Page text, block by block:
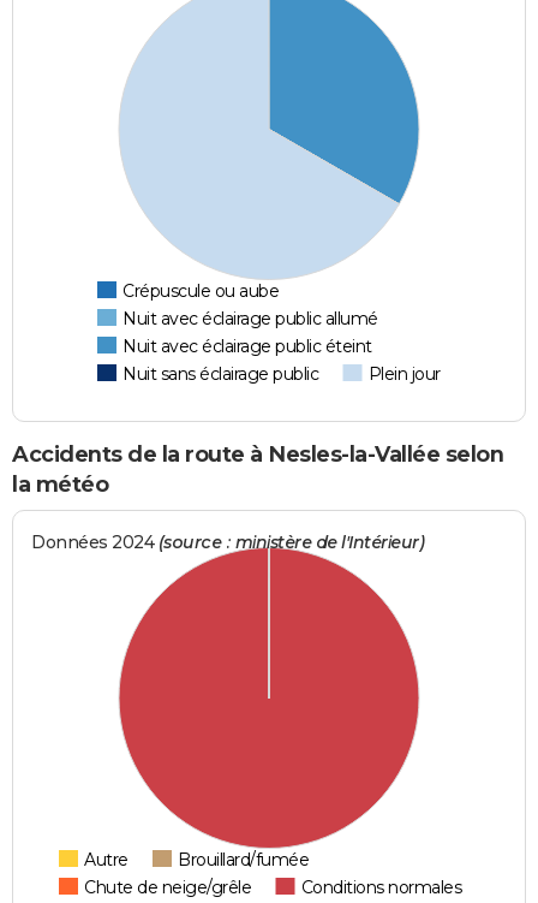
Crépuscule ou aube
Nuit avec éclairage public allumé
Nuit avec éclairage public éteint
Nuit sans éclairage public
Plein jour
Accidents de la route à Nesles-la-Vallée selon
la météo
Données 2024 (source : ministère de l'Intérieur)
Autre
Brouillard/fumée
Chute de neige/grêle
Conditions normales